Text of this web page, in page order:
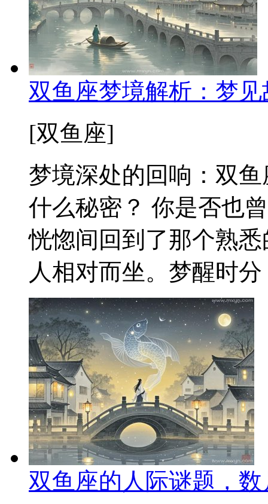
双鱼座梦境解析：梦
[双鱼座]
梦境深处的回响：双
什么秘密？ 你是否也
恍惚间回到了那个熟
人相对而坐。梦醒时
双鱼座的人际谜题，